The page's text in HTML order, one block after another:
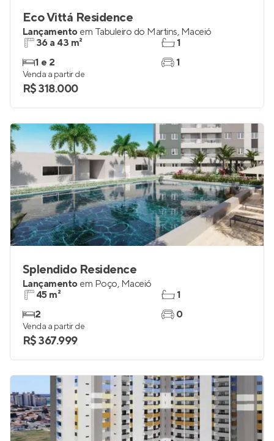
Eco Vittá Residence
Lançamento em Tabuleiro do Martins, Maceió
36 a 43 m²
1 e 2
1
1
Venda a partir de
R$ 318.000
Splendido Residence
Lançamento em Poço, Maceió
45 m²
2
1
0
Venda a partir de
R$ 367.999